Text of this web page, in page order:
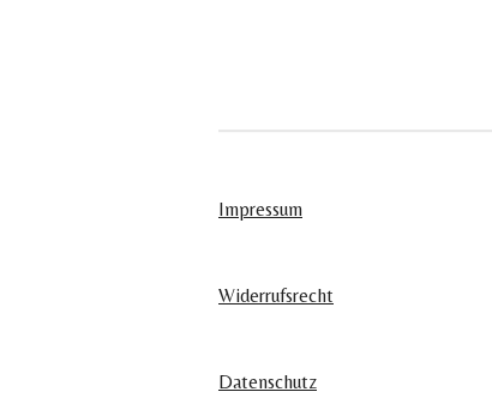
Impressum
Widerrufsrecht
Datenschutz